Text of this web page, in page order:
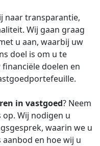
naar transparantie,
Wij gaan graag
u aan, waarbij uw
doel is om u te
doelen en
in vastgoed? Neem
Wij nodigen u
waarin we u
en hoe wij u